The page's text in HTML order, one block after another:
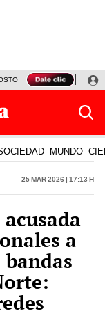
TINKA RESULTADOS
MUNDO
25 Mar 2026 | 17:13 h
a
bandas